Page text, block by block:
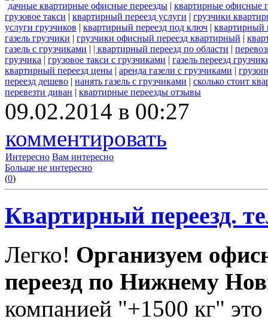
дачные квартирные офисные переезды | квартирные офисные
грузовое такси | квартирный переезд услуги | грузчики
услуги грузчиков | квартирный переезд под ключ | квартирный
газель грузчики | грузчики офисный переезд квартирный |
газель с грузчиками | | квартирный переезд по области |
грузчика | грузовое такси с грузчиками | газель переезд
квартирный переезд цены | аренда газели с грузчиками |
переезд дешево | нанять газель с грузчиками | сколько стоит
перевезти диван | квартирные переезды отзывы
09.02.2014 в 00:27
комментировать
Интересно Вам интересно
Больше не интересно
(0)
Квартирный переезд.
Легко! Организуем
переезд по Нижнему
компанией "+1500 кг"